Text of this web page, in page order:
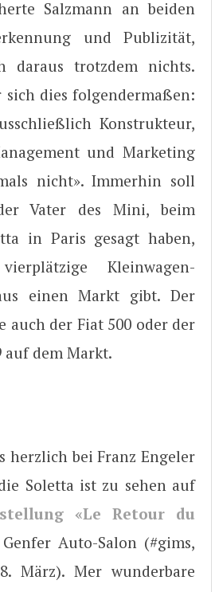
Salzmann an beiden
und Publizität,
daraus trotzdem nichts.
sich dies folgendermaßen:
Konstrukteur,
und Marketing
nicht». Immerhin soll
Vater des Mini, beim
in Paris gesagt haben,
Kleinwagen-
einen Markt gibt. Der
auch der Fiat 500 oder der
auf dem Markt.
herzlich bei Franz Engeler
Soletta ist zu sehen auf
«Le Retour du
Auto-Salon (#gims,
März). Mer wunderbare